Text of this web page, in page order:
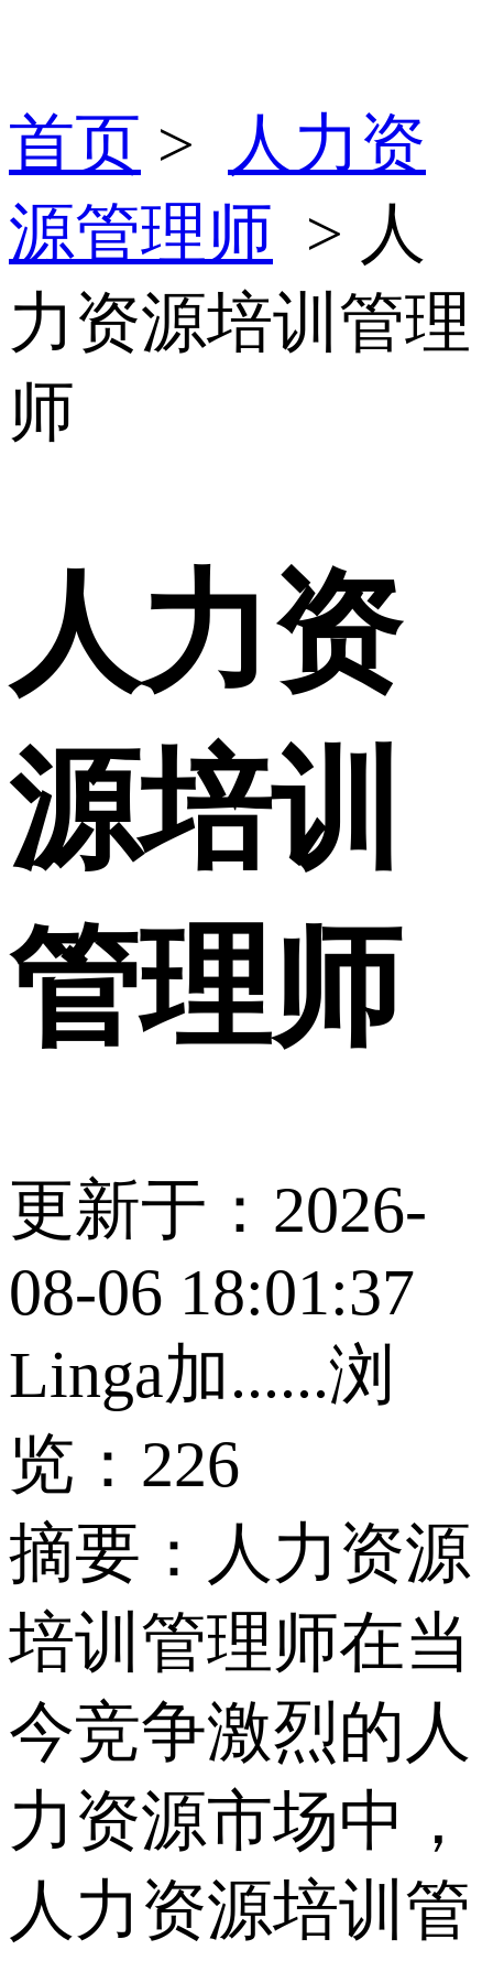
首页 >
人力资
源管理师 > 人
力资源培训管理
师
人力资
源培训
管理师
更新于：2026-
08-06 18:01:37
Linga加......浏
览：226
摘要： 人力资源
培训管理师在当
今竞争激烈的人
力资源市场中，
人力资源培训管